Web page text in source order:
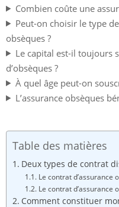
Combien coûte une
Peut-on choisir le type
obsèques ?
Le capital est-il toujours
d’obsèques ?
À quel âge peut-on
L’assurance obsèques
Table des matières
Deux types de contrat
Le contrat d’assurance
Le contrat d’assurance
Comment constituer